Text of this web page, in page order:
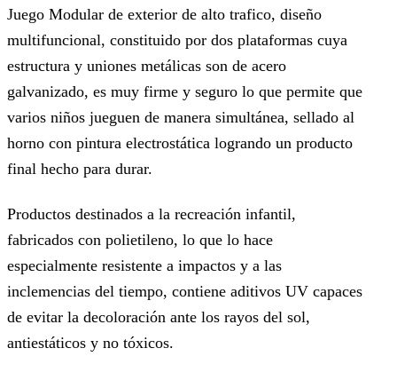
Juego Modular de exterior de alto trafico, diseño
multifuncional, constituido por dos plataformas cuya
estructura y uniones metálicas son de acero
galvanizado, es muy firme y seguro lo que permite que
varios niños jueguen de manera simultánea, sellado al
horno con pintura electrostática logrando un producto
final hecho para durar.
Productos destinados a la recreación infantil,
fabricados con polietileno, lo que lo hace
especialmente resistente a impactos y a las
inclemencias del tiempo, contiene aditivos UV capaces
de evitar la decoloración ante los rayos del sol,
antiestáticos y no tóxicos.